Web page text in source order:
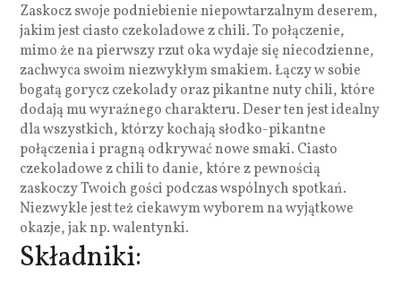
Zaskocz swoje podniebienie niepowtarzalnym deserem,
jakim jest ciasto czekoladowe z chili. To połączenie,
mimo że na pierwszy rzut oka wydaje się niecodzienne,
zachwyca swoim niezwykłym smakiem. Łączy w sobie
bogatą gorycz czekolady oraz pikantne nuty chili, które
dodają mu wyraźnego charakteru. Deser ten jest idealny
dla wszystkich, którzy kochają słodko-pikantne
połączenia i pragną odkrywać nowe smaki. Ciasto
czekoladowe z chili to danie, które z pewnością
zaskoczy Twoich gości podczas wspólnych spotkań.
Niezwykle jest też ciekawym wyborem na wyjątkowe
okazje, jak np. walentynki.
Składniki: